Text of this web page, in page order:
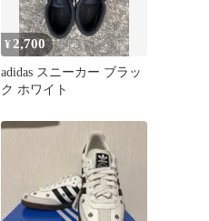
¥ 2,700
adidas スニーカー ブラッ
ク ホワイト